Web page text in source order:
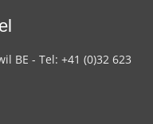
BE - Tel: +41 (0)32 623